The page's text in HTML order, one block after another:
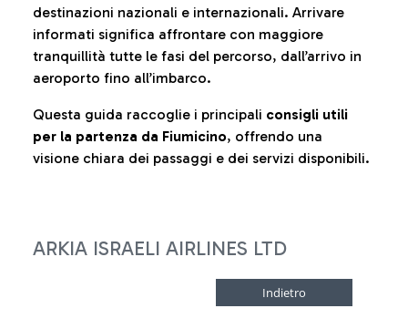
destinazioni nazionali e internazionali. Arrivare
informati significa affrontare con maggiore
tranquillità tutte le fasi del percorso, dall’arrivo in
aeroporto fino all’imbarco.
Questa guida raccoglie i principali consigli utili
per la partenza da Fiumicino, offrendo una
visione chiara dei passaggi e dei servizi disponibili.
ARKIA ISRAELI AIRLINES LTD